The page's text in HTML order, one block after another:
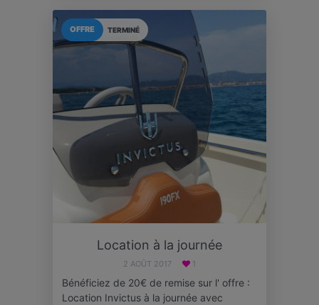
TERMINÉ
OFFRE
Location à la journée
2 AOÛT 2017 1
Bénéficiez de 20€ de remise sur l' offre :
Location Invictus à la journée avec